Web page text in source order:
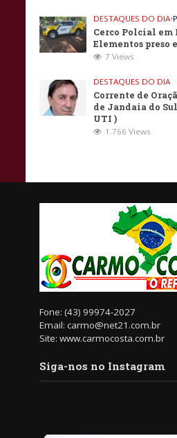
DESTAQUES DO DIA•
Cerco Polcial em
Elementos preso
7 Views
DESTAQUES DO DIA
Corrente de
de Jandaia do
UTI )
1.766 Views
Fone: (43) 99974-2027
Email: carmo@net21.com.br
Site: www.carmocosta.com.br
Siga-nos no Instagram